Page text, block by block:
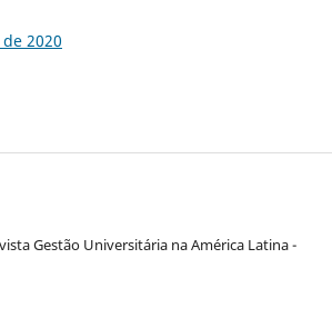
2020
Gestão Universitária na América Latina -